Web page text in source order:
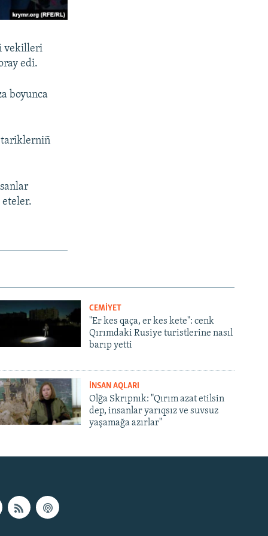
vekilleri
edi.
boyunca
tariklerniñ
eteler.
CEMİYET
"Er kes qaça, er kes kete": cenk
Qırımdaki Rusiye turistlerine nasıl
barıp yetti
İNSAN AQLARI
Olğa Skrıpnık: "Qırım azat etilsin
dep, insanlar yarıqsız ve suvsuz
yaşamağa azırlar"